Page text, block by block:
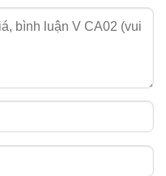
giặt máy ở chế độ nhẹ